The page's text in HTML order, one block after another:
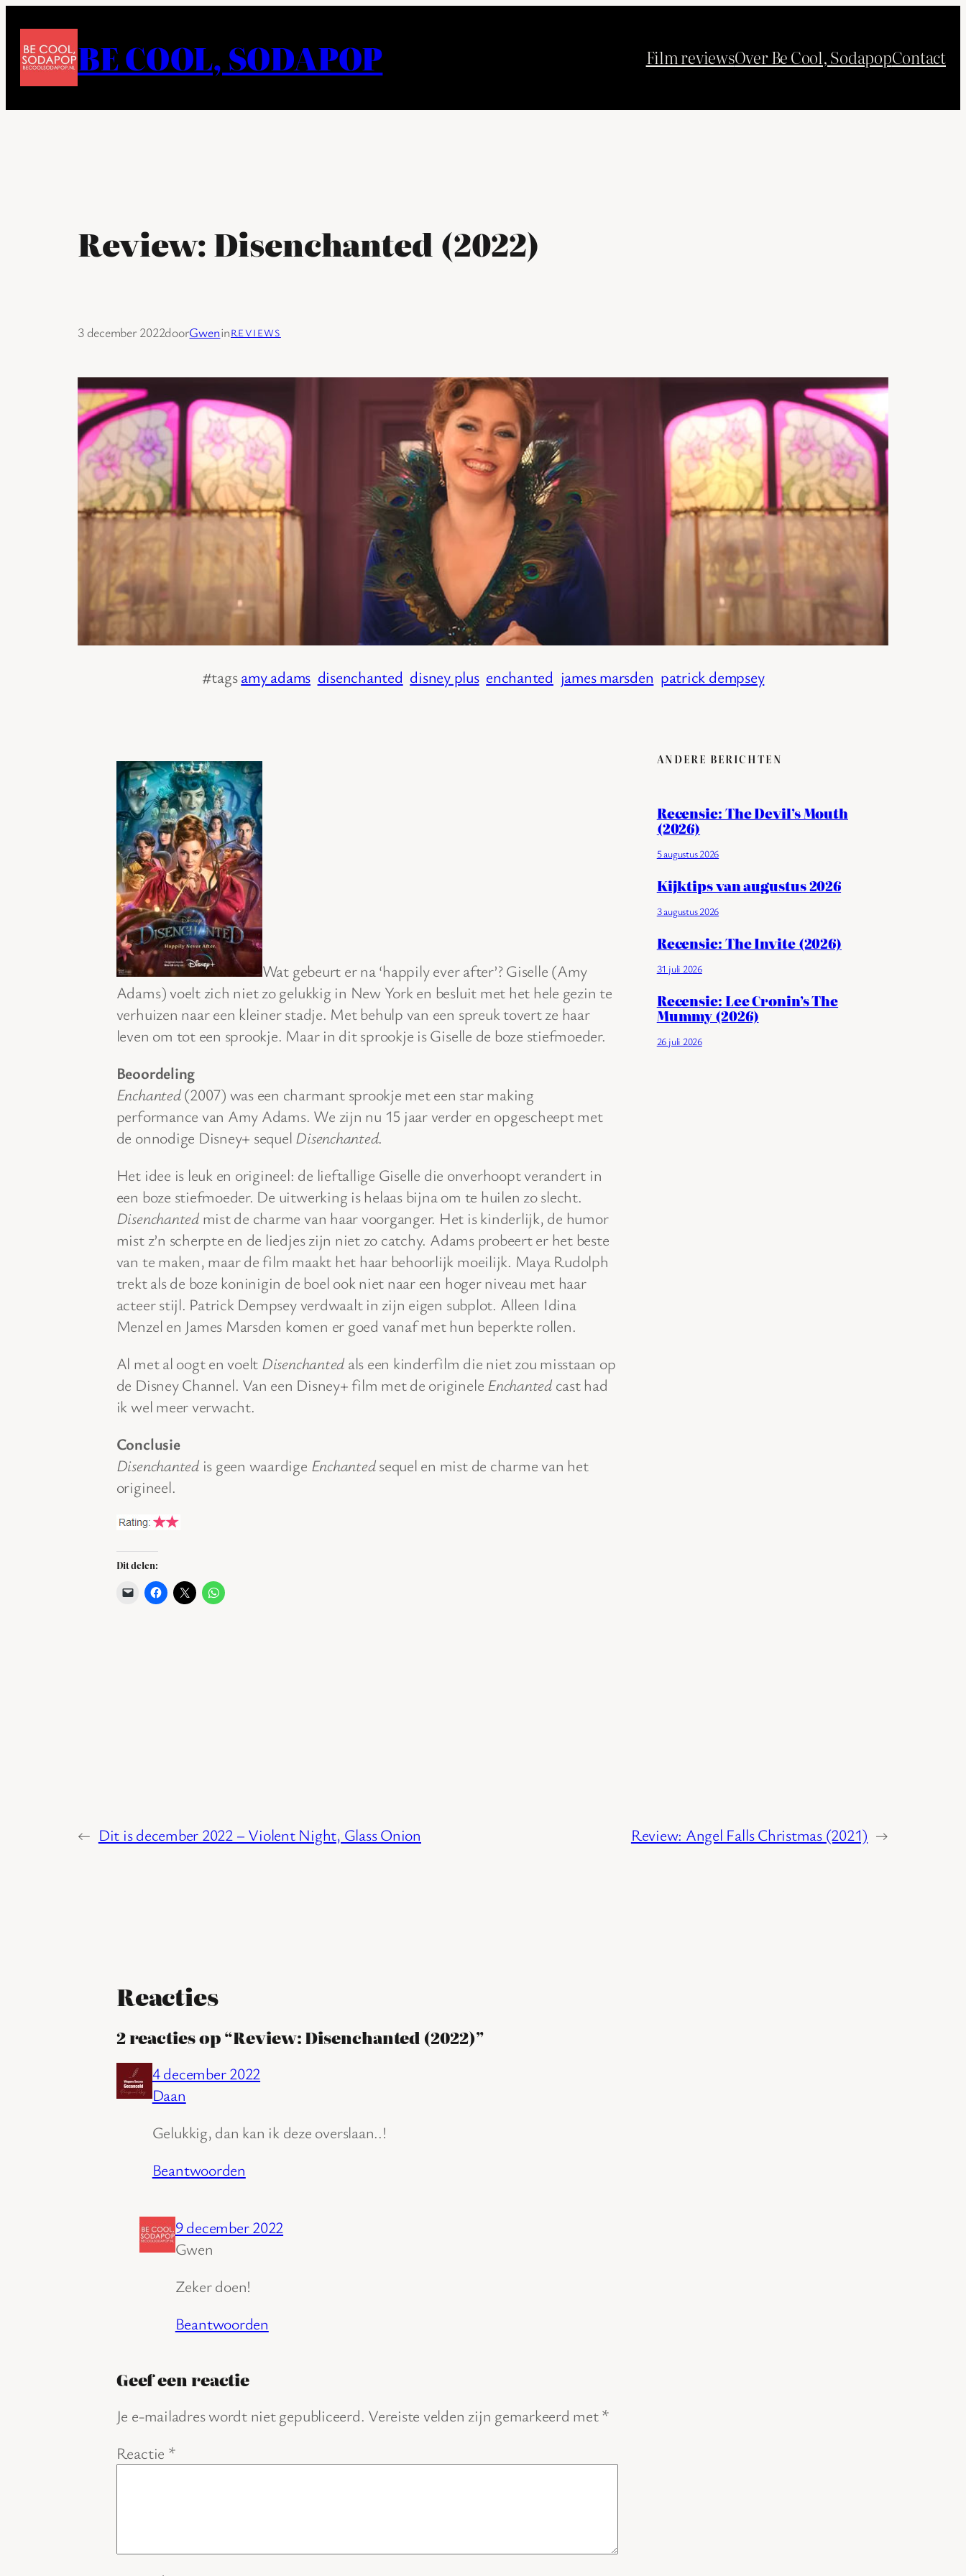
de
BE COOL, SODAPOP Film reviewsOver Be Cool, SodapopContact
Review: Disenchanted (2022)
3 december 2022doorGweninREVIEWS
#tagsamy adams disenchanted disney plus enchanted james marsden patrick dempsey
Wat gebeurt er na ‘happily ever after’? Giselle (Amy
Adams) voelt zich niet zo gelukkig in New York en besluit met het hele gezin te
verhuizen naar een kleiner stadje. Met behulp van een spreuk tovert ze haar
leven om tot een sprookje. Maar in dit sprookje is Giselle de boze stiefmoeder.
Beoordeling
Enchanted(2007) was een charmant sprookje met een star making
performance van Amy Adams. We zijn nu 15 jaar verder en opgescheept met
de onnodige Disney+ sequel Disenchanted.
Het idee is leuk en origineel: de lieftallige Giselle die onverhoopt verandert in
een boze stiefmoeder. De uitwerking is helaas bijna om te huilen zo slecht.
Disenchantedmist de charme van haar voorganger. Het is kinderlijk, de humor
mist z’n scherpte en de liedjes zijn niet zo catchy. Adams probeert er het beste
van te maken, maar de film maakt het haar behoorlijk moeilijk. Maya Rudolph
trekt als de boze koninigin de boel ook niet naar een hoger niveau met haar
acteer stijl. Patrick Dempsey verdwaalt in zijn eigen subplot. Alleen Idina
Menzel en James Marsden komen er goed vanaf met hun beperkte rollen.
Al met al oogt en voelt Disenchanted als een kinderfilm die niet zou misstaan op
de Disney Channel. Van een Disney+ film met de originele Enchantedcast had
ik wel meer verwacht.
Conclusie
Disenchantedis geen waardige Enchantedsequel en mist de charme van het
origineel.
Dit delen:
ANDERE BERICHTEN
Recensie: The Devil’s Mouth
(2026)
5 augustus 2026
Kijktips van augustus 2026
3 augustus 2026
Recensie: The Invite (2026)
31 juli 2026
Recensie: Lee Cronin’s The
Mummy (2026)
26 juli 2026
← Dit is december 2022 – Violent Night, Glass Onion Review: Angel Falls Christmas (2021) →
Reacties
2 reacties op “Review: Disenchanted (2022)”
4 december 2022
Daan
Gelukkig, dan kan ik deze overslaan..!
Beantwoorden
9 december 2022
Gwen
Zeker doen!
Beantwoorden
Geef een reactie
Je e-mailadres wordt niet gepubliceerd. Vereiste velden zijn gemarkeerd met*
Reactie *